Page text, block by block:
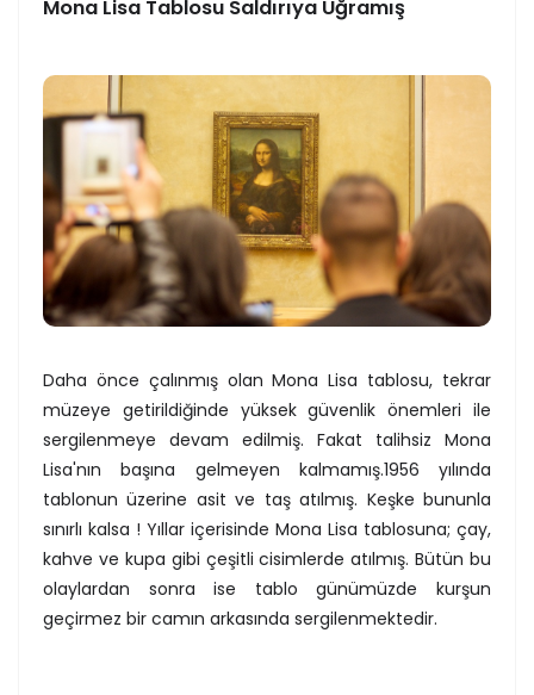
Mona Lisa Tablosu Saldırıya Uğramış
Daha önce çalınmış olan Mona Lisa tablosu, tekrar
müzeye getirildiğinde yüksek güvenlik önemleri ile
sergilenmeye devam edilmiş. Fakat talihsiz Mona
Lisa'nın başına gelmeyen kalmamış.1956 yılında
tablonun üzerine asit ve taş atılmış. Keşke bununla
sınırlı kalsa ! Yıllar içerisinde Mona Lisa tablosuna; çay,
kahve ve kupa gibi çeşitli cisimlerde atılmış. Bütün bu
olaylardan sonra ise tablo günümüzde kurşun
geçirmez bir camın arkasında sergilenmektedir.